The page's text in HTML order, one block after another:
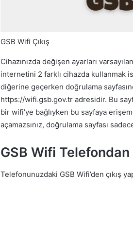
GSB Wifi Çıkış
Cihazınızda değişen ayarları
internetini 2 farklı cihazda kullanmak
diğerine geçerken doğrulama
https://wifi.gsb.gov.tr adresidir. Bu
bir wifi’ye bağlıyken bu sayfaya
açamazsınız, doğrulama sayfası
GSB Wifi Telefondan
Telefonunuzdaki GSB Wifi’den çıkış